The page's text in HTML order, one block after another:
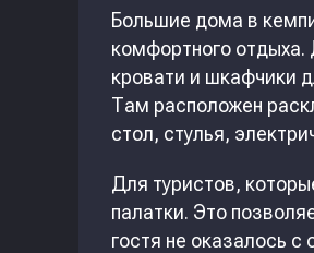
Большие дома в
комфортного отдыха.
кровати и шкафчики
Там расположен
стол, стулья,
Для туристов,
палатки. Это
гостя не оказалось